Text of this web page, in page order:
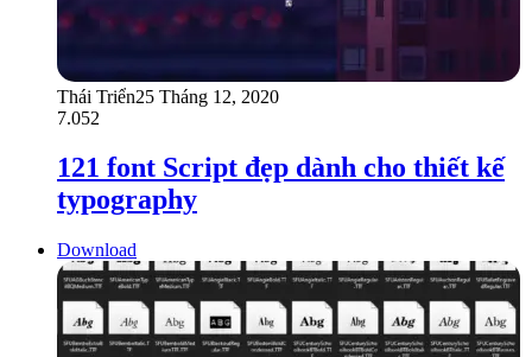
Thái Triển25 Tháng 12, 2020
7.052
121 font Script đẹp dành cho thiết kế
typography
Download